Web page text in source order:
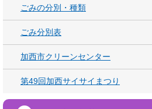
ごみの分別・種類
ごみ分別表
加西市クリーンセンター
第49回加西サイサイまつり